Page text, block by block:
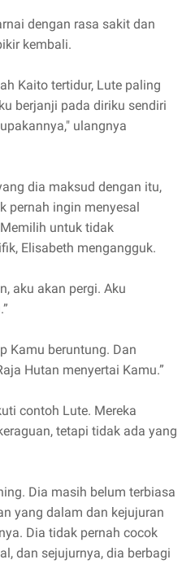
dengan rasa sakit dan
kembali.
Kaito tertidur, Lute paling
berjanji pada diriku sendiri
ulangnya
dia maksud dengan itu,
pernah ingin menyesal
untuk tidak
Elisabeth mengangguk.
aku akan pergi. Aku
Kamu beruntung. Dan
Hutan menyertai Kamu.”
contoh Lute. Mereka
tetapi tidak ada yang
Dia masih belum terbiasa
yang dalam dan kejujuran
Dia tidak pernah cocok
dan sejujurnya, dia berbagi